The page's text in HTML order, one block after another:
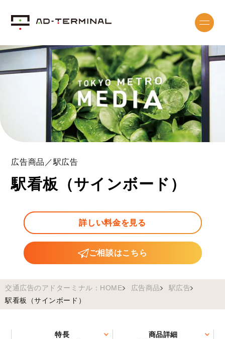
広告商品／駅広告
駅看板（サインボード）
詳しい料金を見る
ご相談はこちら
交通広告のアドターミナル：HOME 広告商品
駅広告
駅看板（サインボード）
特長
商品詳細